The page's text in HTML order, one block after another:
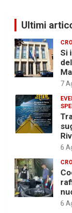
Ultimi
Si
7
6
6